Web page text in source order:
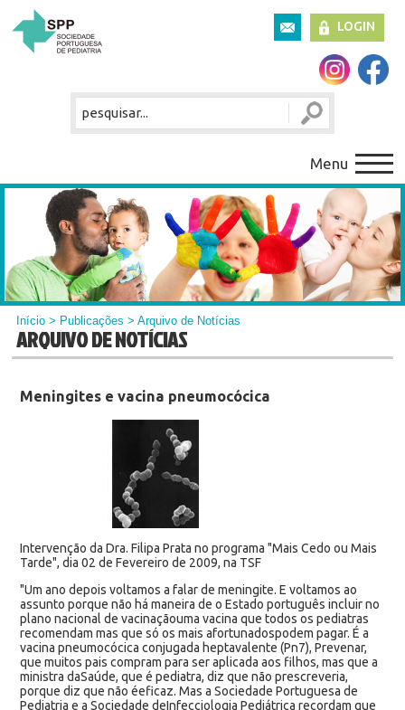
LOGIN
Menu
Início > Publicações > Arquivo de Notícias
ARQUIVO DE NOTÍCIAS
Meningites e vacina pneumocócica
Intervenção da Dra. Filipa Prata no programa "Mais Cedo ou Mais
Tarde", dia 02 de Fevereiro de 2009, na TSF
"Um ano depois voltamos a falar de meningite. E voltamos ao
assunto porque não há maneira de o Estado português incluir no
plano nacional de vacinaçãouma vacina que todos os pediatras
recomendam mas que só os mais afortunadospodem pagar. É a
vacina pneumocócica conjugada heptavalente (Pn7), Prevenar,
que muitos pais compram para ser aplicada aos filhos, mas que a
ministra daSaúde, que é pediatra, diz que não prescreveria,
porque diz que não éeficaz. Mas a Sociedade Portuguesa de
Pediatria e a Sociedade deInfecciologia Pediátrica recordam que